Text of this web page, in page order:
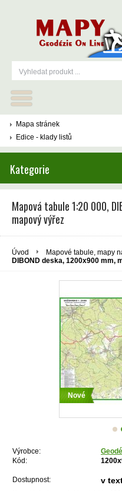
Mapa stránek
Edice - klady listů
Kategorie
Mapová tabule 1:20 000,
mapový výřez
Úvod Mapové tabule, mapy
DIBOND deska, 1200x900 mm,
Nové
Výrobce:
Kód:
Dostupnost: v